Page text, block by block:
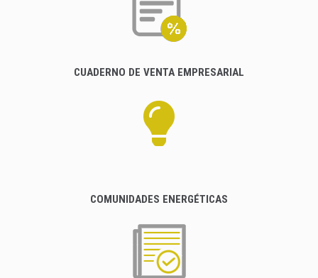
CUADERNO DE VENTA EMPRESARIAL
COMUNIDADES ENERGÉTICAS